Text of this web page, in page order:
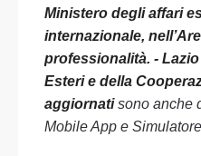
Ministero degli affari
internazionale,
professionalità. -
Esteri e della
aggiornatisono anche
Mobile App e